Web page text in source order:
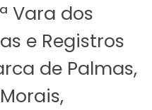
Vara dos
e Registros
de Palmas,